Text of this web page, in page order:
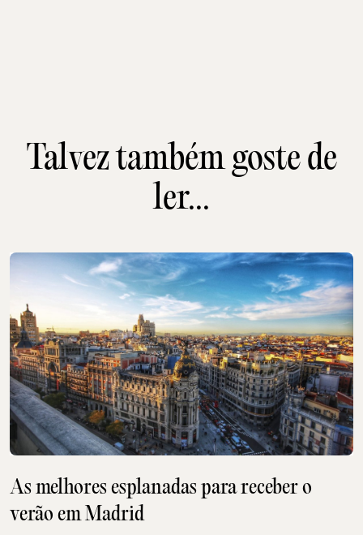
Talvez também goste de
ler...
As melhores esplanadas para receber o
verão em Madrid